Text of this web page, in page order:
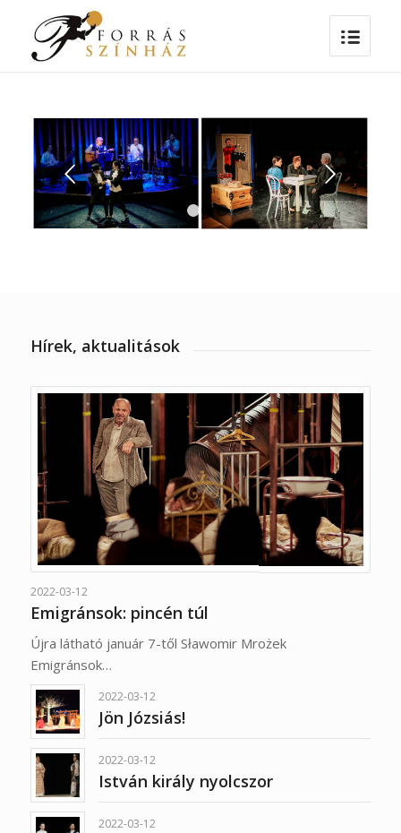
Következő
1 2 3 4
Hírek, aktualitások
2022-03-12
Emigránsok: pincén túl
Újra látható január 7-től Sławomir Mrożek
Emigránsok…
2022-03-12
Jön Józsiás!
2022-03-12
István király nyolcszor
2022-03-12